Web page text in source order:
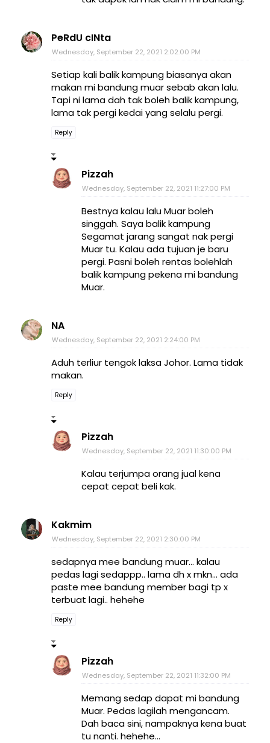
PeRdU cINta
Wednesday, September 22, 2021 2:02:00 PM
Setiap kali balik kampung biasanya akan
makan mi bandung muar sebab akan lalu.
Tapi ni lama dah tak boleh balik kampung,
lama tak pergi kedai yang selalu pergi.
Reply
Pizzah
Wednesday, September 22, 2021 11:27:00 PM
Bestnya kalau lalu Muar boleh
singgah. Saya balik kampung
Segamat jarang sangat nak pergi
Muar tu. Kalau ada tujuan je baru
pergi. Pasni boleh rentas bolehlah
balik kampung pekena mi bandung
Muar.
NA
Wednesday, September 22, 2021 2:24:00 PM
Aduh terliur tengok laksa Johor. Lama tidak
makan.
Reply
Pizzah
Wednesday, September 22, 2021 11:30:00 PM
Kalau terjumpa orang jual kena
cepat cepat beli kak.
Kakmim
Wednesday, September 22, 2021 2:30:00 PM
sedapnya mee bandung muar... kalau
pedas lagi sedappp.. lama dh x mkn... ada
paste mee bandung member bagi tp x
terbuat lagi.. hehehe
Reply
Pizzah
Wednesday, September 22, 2021 11:32:00 PM
Memang sedap dapat mi bandung
Muar. Pedas lagilah mengancam.
Dah baca sini, nampaknya kena buat
tu nanti. hehehe...